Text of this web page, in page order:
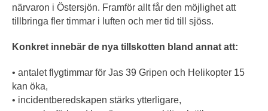
närvaron i Östersjön. Framför allt får den möjlighet att
tillbringa fler timmar i luften och mer tid till sjöss.
Konkret innebär de nya tillskotten bland annat att:
• antalet flygtimmar för Jas 39 Gripen och Helikopter 15
kan öka,
• incidentberedskapen stärks ytterligare,